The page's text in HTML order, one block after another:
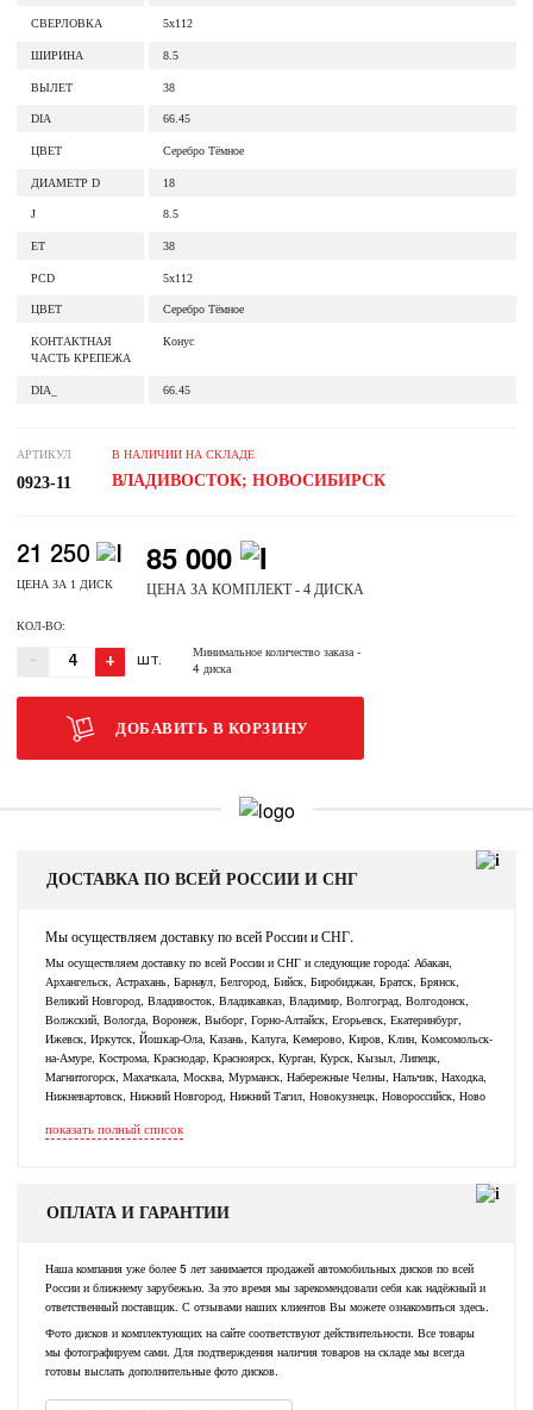
СВЕРЛОВКА 5x112
ШИРИНА 8.5
ВЫЛЕТ 38
DIA 66.45
ЦВЕТ Серебро Тёмное
ДИАМЕТР D 18
J 8.5
ET 38
PCD 5x112
ЦВЕТ Серебро Тёмное
КОНТАКТНАЯ
ЧАСТЬ КРЕПЕЖА
Конус
DIA_ 66.45
АРТИКУЛ
0923-11
В НАЛИЧИИ НА СКЛАДЕ
ВЛАДИВОСТОК; НОВОСИБИРСК
21 250
ЦЕНА ЗА 1 ДИСК
85 000
ЦЕНА ЗА КОМПЛЕКТ - 4 ДИСКА
КОЛ-ВО:
- +
Минимальное количество заказа -
4 диска
ДОБАВИТЬ В КОРЗИНУ
ДОСТАВКА ПО ВСЕЙ РОССИИ И СНГ
Мы осуществляем доставку по всей России и СНГ.
Мы осуществляем доставку по всей России и СНГ и следующие города: Абакан,
Архангельск, Астрахань, Барнаул, Белгород, Бийск, Биробиджан, Братск, Брянск,
Великий Новгород, Владивосток, Владикавказ, Владимир, Волгоград, Волгодонск,
Волжский, Вологда, Воронеж, Выборг, Горно-Алтайск, Егорьевск, Екатеринбург,
Ижевск, Иркутск, Йошкар-Ола, Казань, Калуга, Кемерово, Киров, Клин, Комсомольск-
на-Амуре, Кострома, Краснодар, Красноярск, Курган, Курск, Кызыл, Липецк,
Магнитогорск, Махачкала, Москва, Мурманск, Набережные Челны, Нальчик, Находка,
Нижневартовск, Нижний Новгород, Нижний Тагил, Новокузнецк, Новороссийск, Ново
показать полный список
ОПЛАТА И ГАРАНТИИ
Наша компания уже более 5 лет занимается продажей автомобильных дисков по всей
России и ближнему зарубежью. За это время мы зарекомендовали себя как надёжный и
ответственный поставщик. С отзывами наших клиентов Вы можете ознакомиться здесь.
Фото дисков и комплектующих на сайте соответствуют действительности. Все товары
мы фотографируем сами. Для подтверждения наличия товаров на складе мы всегда
готовы выслать дополнительные фото дисков.